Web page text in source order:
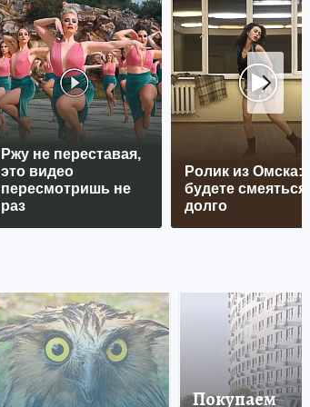
Ржу не переставая,
это видео
пересмотришь не
раз
Ролик из Омска:
будете смеяться
долго
Покупаем